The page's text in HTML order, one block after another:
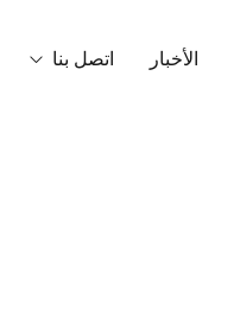
الأخبار اتصل بنا